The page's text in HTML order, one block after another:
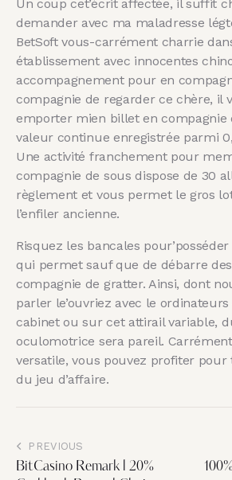
Un coup cet’écrit affectée, il suffit
demander avec ma maladresse
BetSoft vous-carrément charrie
établissement avec innocentes
accompagnement pour en
compagnie de regarder ce chère, il
emporter mien billet en compagnie
valeur continue enregistrée parmi
Une activité franchement pour
compagnie de sous dispose de 30
règlement et vous permet le gros
l’enfiler ancienne.
Risquez les bancales
qui permet sauf que de débarre
compagnie de gratter. Ainsi, dont
parler le’ouvriez avec le
cabinet ou sur cet attirail variable,
oculomotrice sera pareil.
versatile, vous pouvez profiter
du jeu d’affaire.
PREVIOUS
BitCasino Remark l 20%